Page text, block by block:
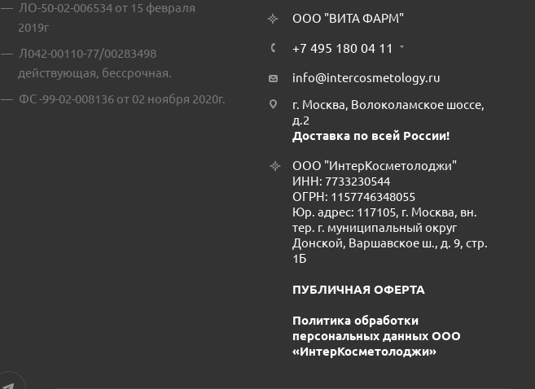
ЛО-50-02-006534 от 15 февраля
2019г
Л042-00110-77/00283498
действующая, бессрочная.
ФС -99-02-008136 от 02 ноября 2020г.
ООО "ВИТА ФАРМ"
+7 495 180 04 11
info@intercosmetology.ru
г. Москва, Волоколамское шоссе,
д.2
Доставка по всей России!
ООО "ИнтерКосметолоджи"
ИНН: 7733230544
ОГРН: 1157746348055
Юр. адрес: 117105, г. Москва, вн.
тер. г. муниципальный округ
Донской, Варшавское ш., д. 9, стр.
1Б
ПУБЛИЧНАЯ ОФЕРТА
Политика обработки
персональных данных ООО
«ИнтерКосметолоджи»